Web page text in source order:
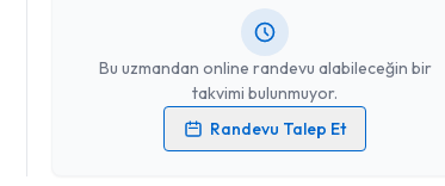
Bu uzmandan online randevu alabileceğin bir
takvimi bulunmuyor.
Randevu Talep Et
Kişisel verilerimin işlenmesine ilişkinAydınlatma Metni